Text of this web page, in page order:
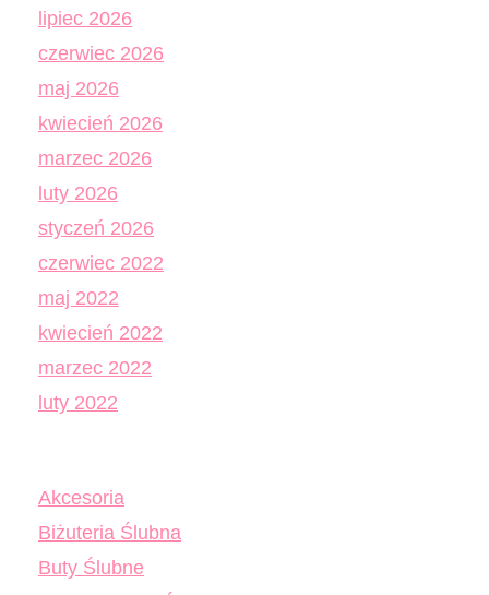
lipiec 2026
czerwiec 2026
maj 2026
kwiecień 2026
marzec 2026
luty 2026
styczeń 2026
czerwiec 2022
maj 2022
kwiecień 2022
marzec 2022
luty 2022
Akcesoria
Biżuteria Ślubna
Buty Ślubne